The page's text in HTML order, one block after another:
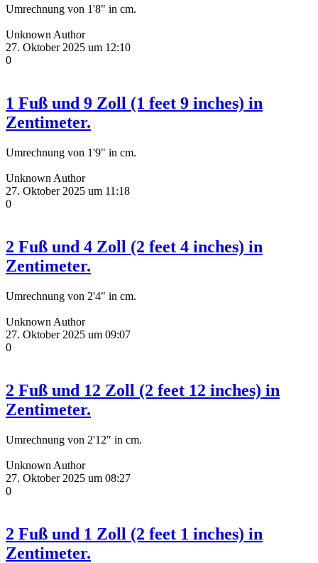
Umrechnung von 1'8" in cm.
Unknown Author
27. Oktober 2025 um 12:10
0
1 Fuß und 9 Zoll (1 feet 9 inches) in
Zentimeter.
Umrechnung von 1'9" in cm.
Unknown Author
27. Oktober 2025 um 11:18
0
2 Fuß und 4 Zoll (2 feet 4 inches) in
Zentimeter.
Umrechnung von 2'4" in cm.
Unknown Author
27. Oktober 2025 um 09:07
0
2 Fuß und 12 Zoll (2 feet 12 inches) in
Zentimeter.
Umrechnung von 2'12" in cm.
Unknown Author
27. Oktober 2025 um 08:27
0
2 Fuß und 1 Zoll (2 feet 1 inches) in
Zentimeter.